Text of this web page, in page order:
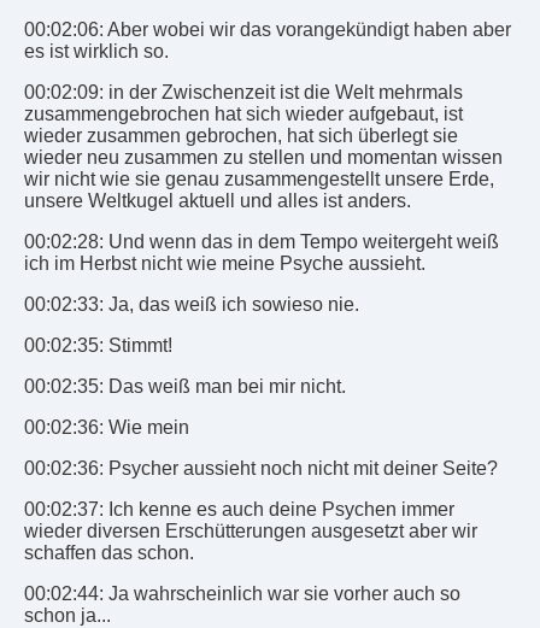
00:02:06: Aber wobei wir das vorangekündigt haben aber
es ist wirklich so.
00:02:09: in der Zwischenzeit ist die Welt mehrmals
zusammengebrochen hat sich wieder aufgebaut, ist
wieder zusammen gebrochen, hat sich überlegt sie
wieder neu zusammen zu stellen und momentan wissen
wir nicht wie sie genau zusammengestellt unsere Erde,
unsere Weltkugel aktuell und alles ist anders.
00:02:28: Und wenn das in dem Tempo weitergeht weiß
ich im Herbst nicht wie meine Psyche aussieht.
00:02:33: Ja, das weiß ich sowieso nie.
00:02:35: Stimmt!
00:02:35: Das weiß man bei mir nicht.
00:02:36: Wie mein
00:02:36: Psycher aussieht noch nicht mit deiner Seite?
00:02:37: Ich kenne es auch deine Psychen immer
wieder diversen Erschütterungen ausgesetzt aber wir
schaffen das schon.
00:02:44: Ja wahrscheinlich war sie vorher auch so
schon ja...